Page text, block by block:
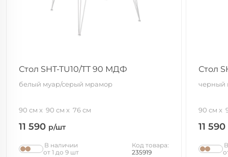
Стол SHT-TU10/TT 90 МДФ
белый муар/серый мрамор
90 см 90 см 76 см
11 590 р/шт
В наличии
от 1 до 9 шт
Код товара:
235919
Стол
черный
90 см
11 590